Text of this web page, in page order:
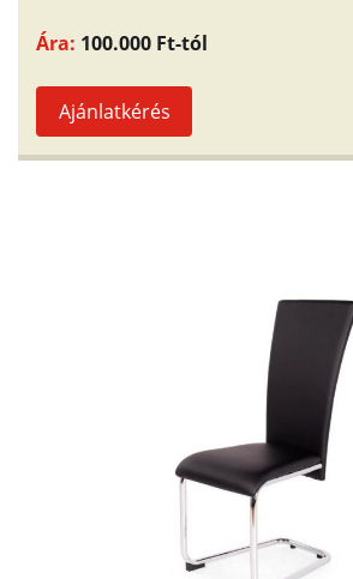
Ára: 100.000 Ft-tól
Ajánlatkérés